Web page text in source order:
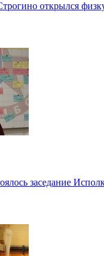
открылся
заседание